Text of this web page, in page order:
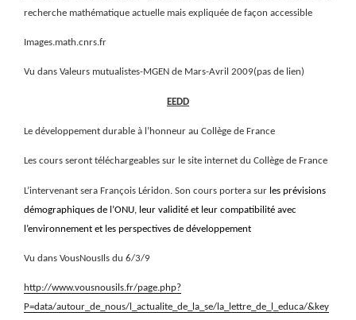
recherche mathématique actuelle mais expliquée de façon accessible
Images.math.cnrs.fr
Vu dans Valeurs mutualistes-MGEN de Mars-Avril 2009(pas de lien)
EEDD
Le développement durable à l’honneur au Collège de France
Les cours seront téléchargeables sur le site internet du Collège de France
L’intervenant sera François Léridon. Son cours portera sur les prévisions
démographiques de l’ONU, leur validité et leur compatibilité avec
l’environnement et les perspectives de développement
Vu dans VousNousIls du 6/3/9
http://www.vousnousils.fr/page.php?
P=data/autour_de_nous/l_actualite_de_la_se/la_lettre_de_l_educa/&key